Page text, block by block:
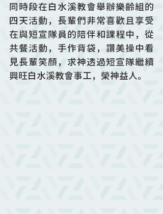
同時段在白水溪教會舉辦樂齡組的
四天活動，長輩們非常喜歡且享受
在與短宣隊員的陪伴和課程中，從
共餐活動，手作背袋，讚美操中看
見長輩笑顏，求神透過短宣隊繼續
興旺白水溪教會事工，榮神益人。